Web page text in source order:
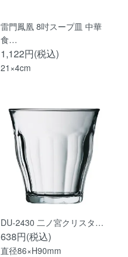
雷門鳳凰 8吋スープ皿 中華
食…
1,122円(税込)
21×4cm
DU-2430 二ノ宮クリスタ…
638円(税込)
直径86×H90mm